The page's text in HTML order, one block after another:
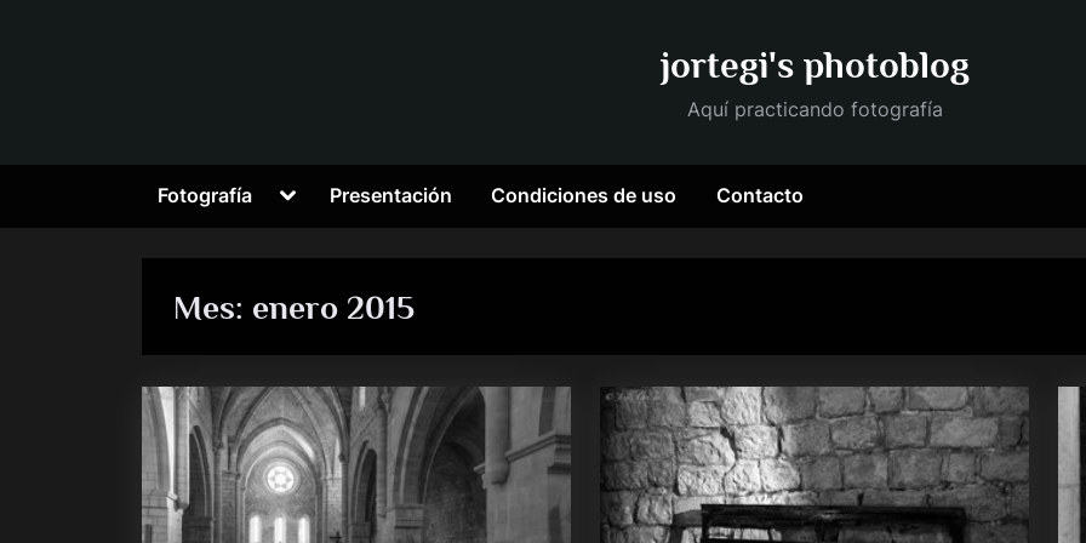
jortegi's photoblog
Aquí practicando fotografía
Fotografía
AlternarPresentación Condiciones de uso Contacto
Mes: enero 2015